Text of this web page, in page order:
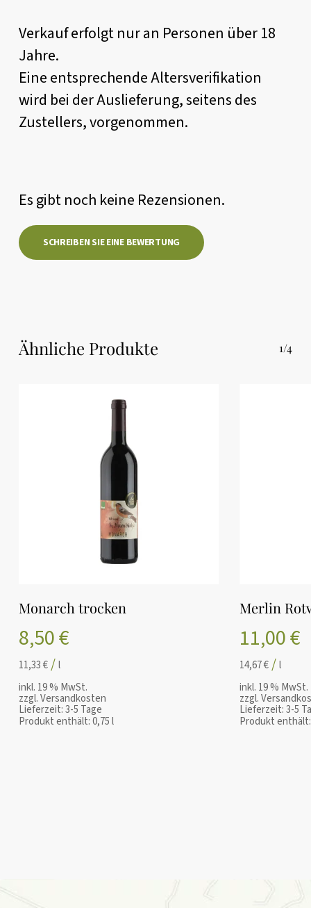
Es befinden sich keine
Produkte im
Warenkorb.
Verkauf erfolgt nur an Personen über 18
Jahre.
Eine entsprechende Altersverifikation
wird bei der Auslieferung, seitens des
Zustellers, vorgenommen.
Es gibt noch keine Rezensionen.
SCHREIBEN SIE EINE BEWERTUNG
Ähnliche Produkte 1/4
IN DEN WARENKORB
Monarch trocken
8,50€
11,33€/l
inkl. 19 % MwSt.
zzgl.Versandkosten
Lieferzeit:3-5 Tage
Produkt enthält: 0,75l
Merlin
11,00€
14,67€/l
inkl. 19 % MwSt.
zzgl.
Lieferzeit:3-5
Produkt